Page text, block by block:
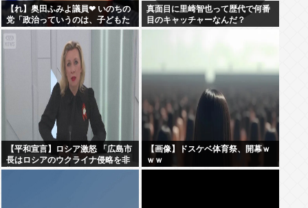
【れ】奥田ふみよ議員❤‍ いのちの
党「政治っていうのは、子どもた
ちに「いのち」を繋いでいくため
にあるんだよ。」
真面目に里崎智也って歴代で何番
目のキャッチャーなんだ？
【平和宣言】ロシア激怒 「広島市
長はロシアのウクライナ侵略を非
難した」
【画像】ドスケベ体育祭、開幕ｗ
ｗｗ